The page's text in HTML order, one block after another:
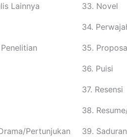
Lainnya 33. Novel
34.
35.
36. Puisi
37. Resensi
38.
Pertunjukan 39. Saduran